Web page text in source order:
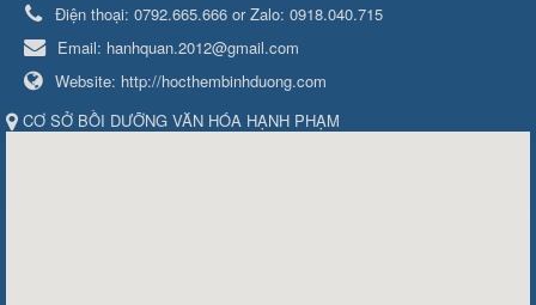
Điện thoại: 0792.665.666 or Zalo: 0918.040.715
Email: hanhquan.2012@gmail.com
Website: http://hocthembinhduong.com
CƠ SỞ BỒI DƯỠNG VĂN HÓA HẠNH PHẠM